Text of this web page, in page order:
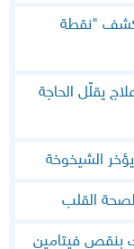
تكشف "نقطة
يقلّل الحاجة
الشيخوخة
القلب
بنقص فيتامين